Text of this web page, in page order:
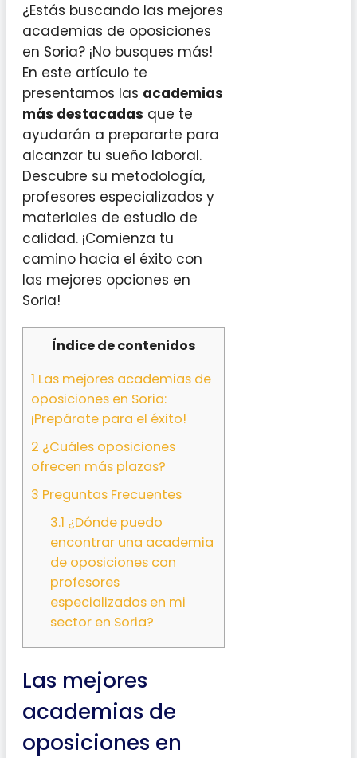
¿Estás buscando las mejores
academias de oposiciones
en Soria? ¡No busques más!
En este artículo te
presentamos las academias
más destacadas que te
ayudarán a prepararte para
alcanzar tu sueño laboral.
Descubre su metodología,
profesores especializados y
materiales de estudio de
calidad. ¡Comienza tu
camino hacia el éxito con
las mejores opciones en
Soria!
Índice de contenidos
1 Las mejores academias de
oposiciones en Soria:
¡Prepárate para el éxito!
2 ¿Cuáles oposiciones
ofrecen más plazas?
3 Preguntas Frecuentes
3.1 ¿Dónde puedo
encontrar una academia
de oposiciones con
profesores
especializados en mi
sector en Soria?
Las mejores
academias de
oposiciones en